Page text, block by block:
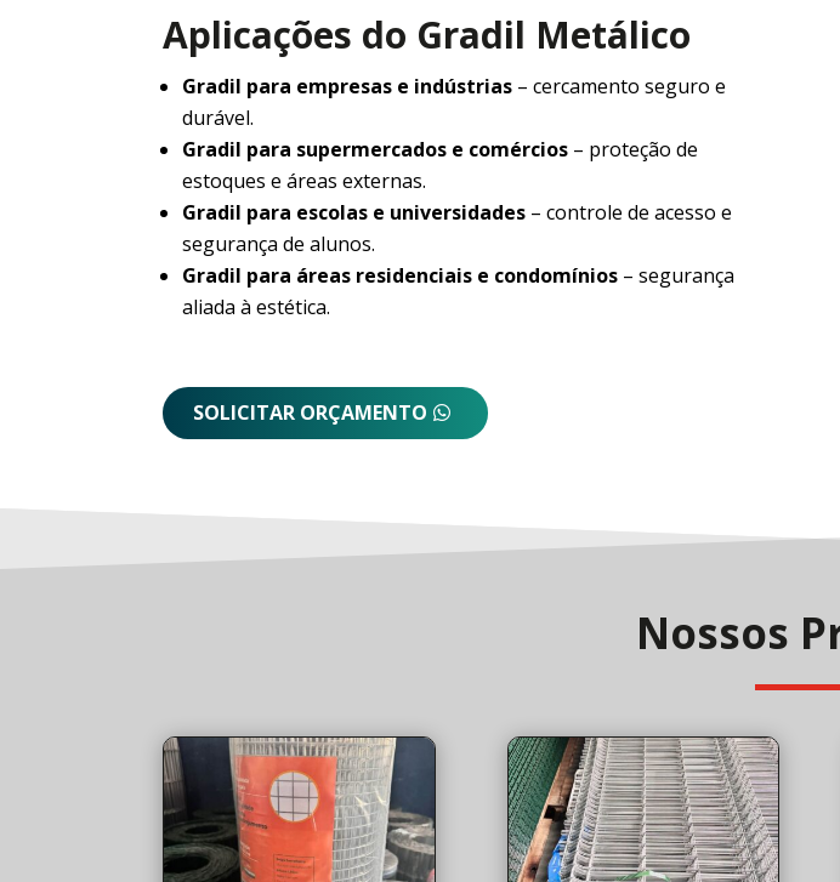
Aplicações do Gradil Metálico
Gradil para empresas e indústrias – cercamento seguro e
durável.
Gradil para supermercados e comércios – proteção de
estoques e áreas externas.
Gradil para escolas e universidades – controle de acesso e
segurança de alunos.
Gradil para áreas residenciais e condomínios – segurança
aliada à estética.
SOLICITAR ORÇAMENTO
Nossos